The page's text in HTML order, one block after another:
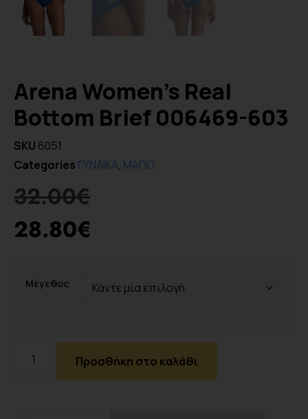
Arena Women’s Real
Bottom Brief 006469-603
SKU 6051
Categories ΓΥΝΑΙΚΑ, ΜΑΓΙΟ
32.00€
28.80€
Μέγεθος
Προσθήκη στο καλάθι